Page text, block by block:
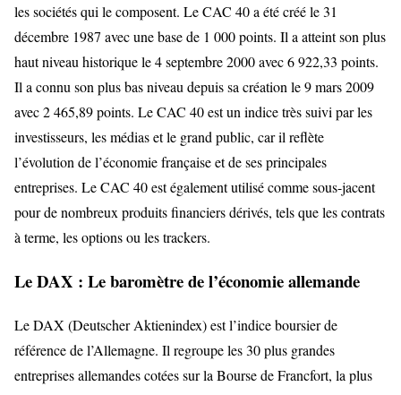
les sociétés qui le composent. Le CAC 40 a été créé le 31
décembre 1987 avec une base de 1 000 points. Il a atteint son plus
haut niveau historique le 4 septembre 2000 avec 6 922,33 points.
Il a connu son plus bas niveau depuis sa création le 9 mars 2009
avec 2 465,89 points. Le CAC 40 est un indice très suivi par les
investisseurs, les médias et le grand public, car il reflète
l’évolution de l’économie française et de ses principales
entreprises. Le CAC 40 est également utilisé comme sous-jacent
pour de nombreux produits financiers dérivés, tels que les contrats
à terme, les options ou les trackers.
Le DAX : Le baromètre de l’économie allemande
Le DAX (Deutscher Aktienindex) est l’indice boursier de
référence de l’Allemagne. Il regroupe les 30 plus grandes
entreprises allemandes cotées sur la Bourse de Francfort, la plus